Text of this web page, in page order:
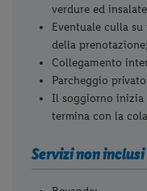
verdure ed
Eventuale culla
della prenotazione;
Collegamento
Parcheggio
Il soggiorno inizia
termina con la
Servizi non inclusi